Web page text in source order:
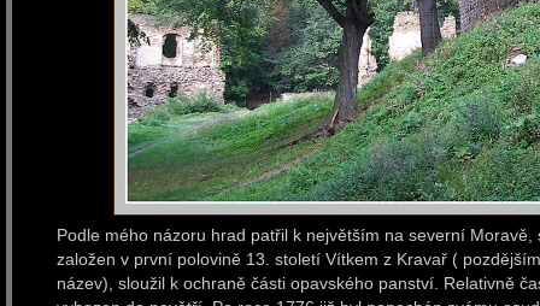
Podle mého názoru hrad patřil k největším na severní
založen v první polovině 13. století Vítkem z Kravař (
název), sloužil k ochraně části opavského panství. Relativně